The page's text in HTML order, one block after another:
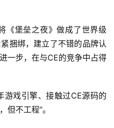
《堡垒之夜》做成了世界级
捆绑，建立了不错的品牌认
一步，在与CE的竞争中占得
游戏引擎、接触过CE源码的
但不工程”。